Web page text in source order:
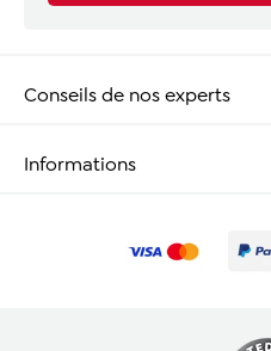
Conseils de nos experts
Informations